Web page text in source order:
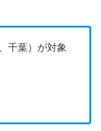
千葉）が対象